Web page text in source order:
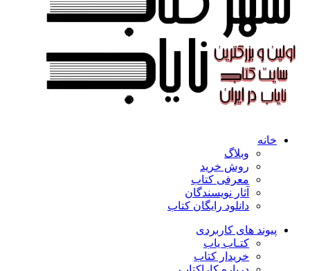
خانه
وبلاگ
روش خرید
معرفی کتاب
آثار نویسندگان
دانلود رایگان کتاب
پیوند های کاربردی
کتـاب یاب
خریدار کتاب